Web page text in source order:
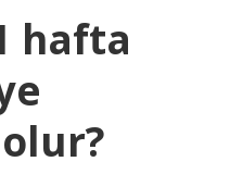
hafta